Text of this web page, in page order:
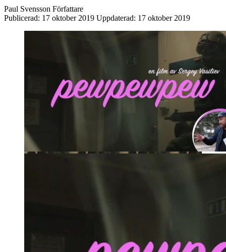
Paul Svensson Författare
Publicerad: 17 oktober 2019 Uppdaterad: 17 oktober 2019